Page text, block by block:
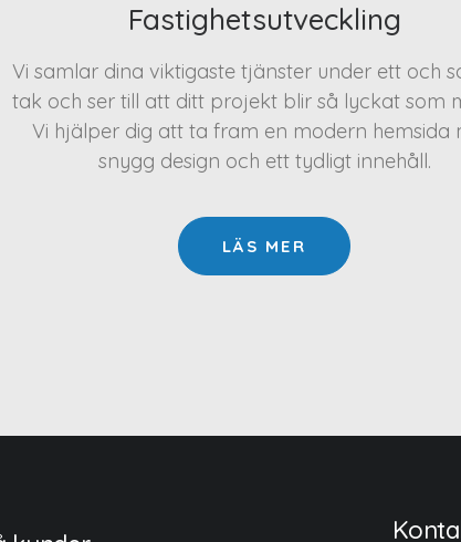
Fastighetsutveckling
Vi samlar dina viktigaste tjänster under ett och
tak och ser till att ditt projekt blir så lyckat som
Vi hjälper dig att ta fram en modern hemsida
snygg design och ett tydligt innehåll.
LÄS MER